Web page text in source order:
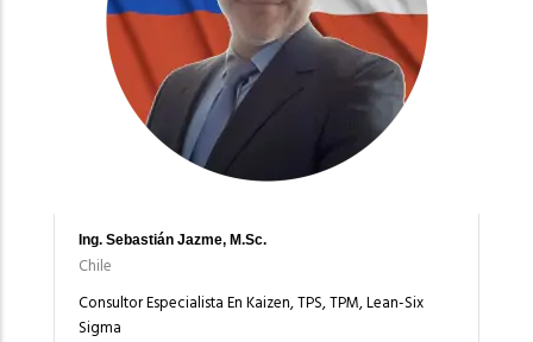
Ing. Sebastián Jazme, M.Sc.
Chile
Consultor Especialista En Kaizen, TPS, TPM, Lean-Six
Sigma